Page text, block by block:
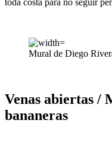
toda costa para no seguir
Mural de Diego
Venas abiertas /
bananeras